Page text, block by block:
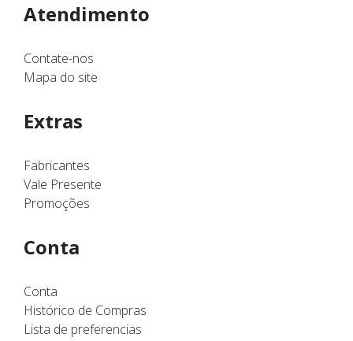
Atendimento
Contate-nos
Mapa do site
Extras
Fabricantes
Vale Presente
Promoções
Conta
Conta
Histórico de Compras
Lista de preferencias